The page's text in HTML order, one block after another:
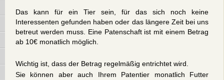
Das kann für ein Tier sein, für das sich noch keine
Interessenten gefunden haben oder das längere Zeit bei uns
betreut werden muss. Eine Patenschaft ist mit einem Betrag
ab 10€ monatlich möglich.
Wichtig ist, dass der Betrag regelmäßig entrichtet wird.
Sie können aber auch Ihrem Patentier monatlich Futter